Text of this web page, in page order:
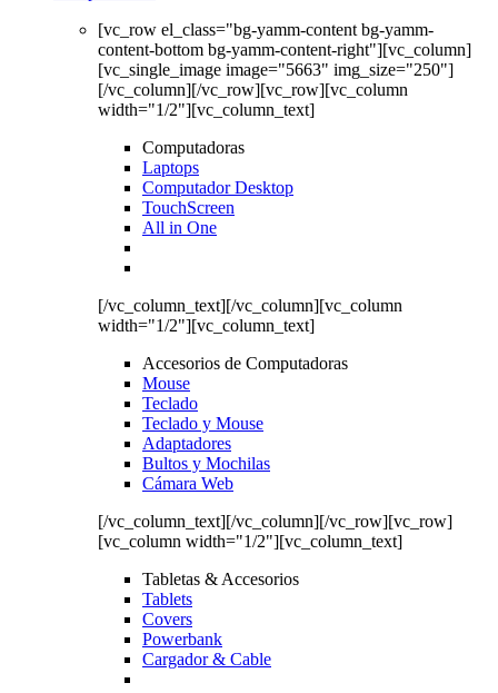
[vc_row el_class="bg-yamm-content bg-yamm-
content-bottom bg-yamm-content-right"][vc_column]
[vc_single_image image="5663" img_size="250"]
[/vc_column][/vc_row][vc_row][vc_column
width="1/2"][vc_column_text]
Computadoras
Laptops
Computador Desktop
TouchScreen
All in One
[/vc_column_text][/vc_column][vc_column
width="1/2"][vc_column_text]
Accesorios de Computadoras
Mouse
Teclado
Teclado y Mouse
Adaptadores
Bultos y Mochilas
Cámara Web
[/vc_column_text][/vc_column][/vc_row][vc_row]
[vc_column width="1/2"][vc_column_text]
Tabletas & Accesorios
Tablets
Covers
Powerbank
Cargador & Cable